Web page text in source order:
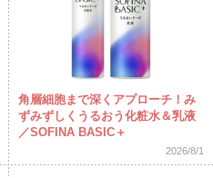
角層細胞まで深くアプローチ！み
ずみずしくうるおう化粧水＆乳液
／SOFINA BASIC＋
2026/8/1